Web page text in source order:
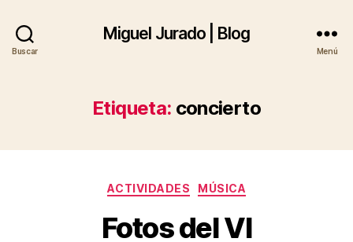
Buscar
Miguel Jurado | Blog
Menú
Etiqueta: concierto
Categorías
ACTIVIDADES MÚSICA
Fotos del VI